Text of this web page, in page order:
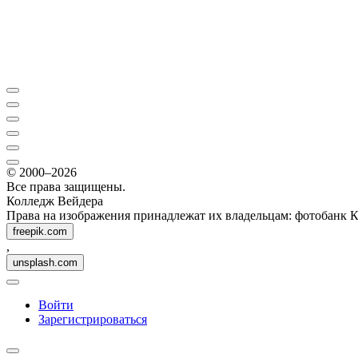
© 2000–2026
Все права защищены.
Колледж Вейдера
Права на изображения принадлежат их владельцам: фотобанк
freepik.com
,
unsplash.com
Войти
Зарегистрироваться